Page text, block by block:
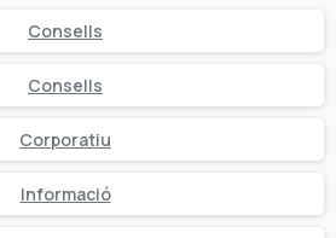
Consells
Consells
Corporatiu
Informació